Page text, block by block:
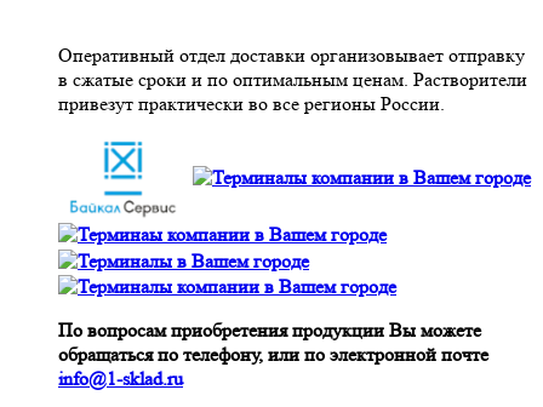
Оперативный отдел доставки организовывает отправку
в сжатые сроки и по оптимальным ценам. Растворители
привезут практически во все регионы России.
По вопросам приобретения продукции Вы можете
обращаться по телефону, или по электронной почте
info@1-sklad.ru